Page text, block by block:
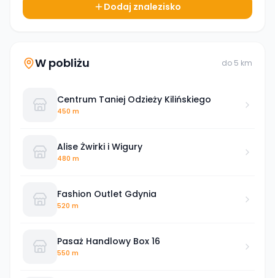
Dodaj znalezisko
W pobliżu do 5 km
Centrum Taniej Odzieży Kilińskiego
450 m
Alise Żwirki i Wigury
480 m
Fashion Outlet Gdynia
520 m
Pasaż Handlowy Box 16
550 m